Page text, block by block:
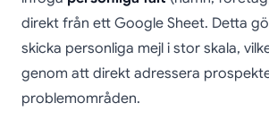
direkt från ett Google Sheet. Detta
skicka personliga mejl i stor skala,
genom att direkt adressera
problemområden.